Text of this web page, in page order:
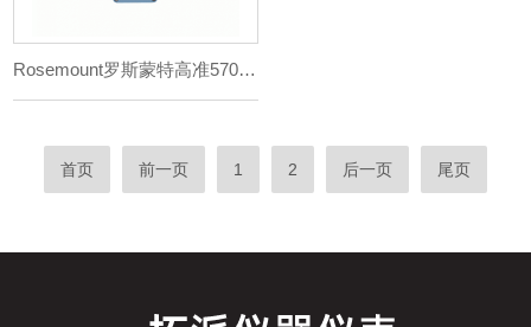
Rosemount罗斯蒙特高准5700 现场安装型变送器
首页 前一页 1 2 后一页 尾页